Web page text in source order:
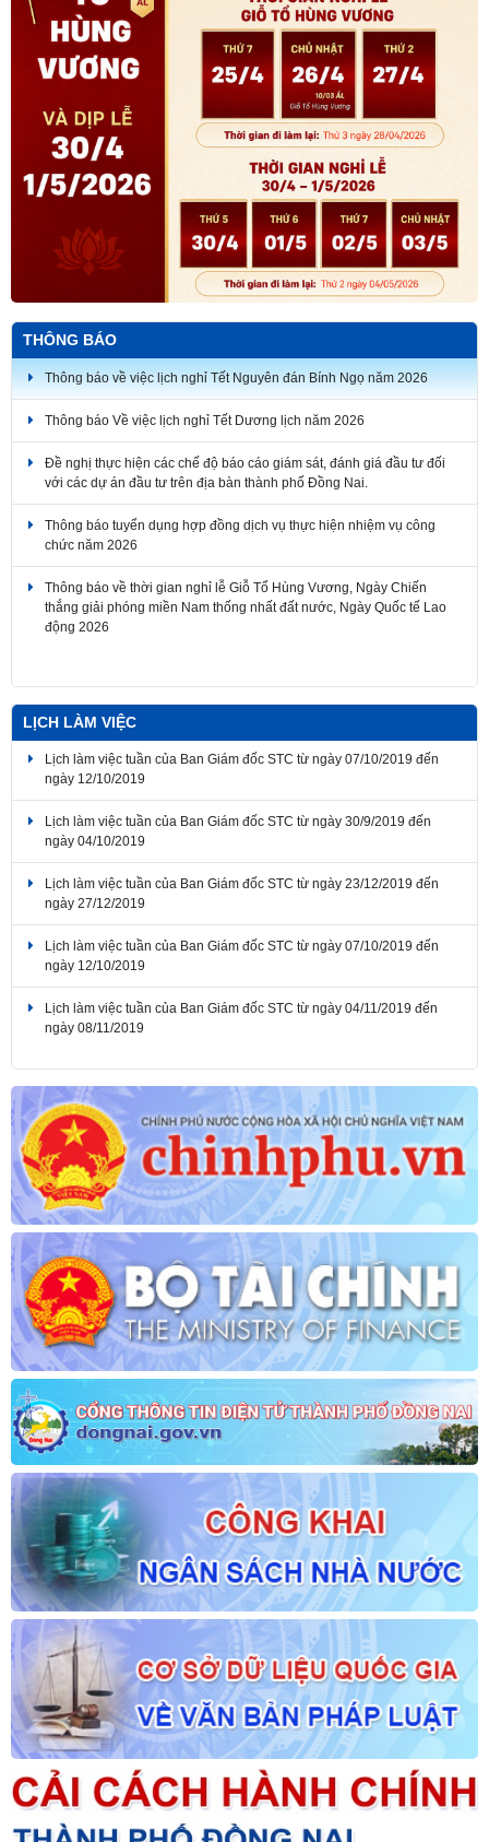
THÔNG BÁO
Thông báo về việc lịch nghỉ Tết Nguyên đán Bính Ngọ năm 2026
Thông báo Về việc lịch nghỉ Tết Dương lịch năm 2026
Đề nghị thực hiện các chế độ báo cáo giám sát, đánh giá đầu tư đối
với các dự án đầu tư trên địa bàn thành phố Đồng Nai.
Thông báo tuyển dụng hợp đồng dịch vụ thực hiện nhiệm vụ công
chức năm 2026
Thông báo về thời gian nghỉ lễ Giỗ Tổ Hùng Vương, Ngày Chiến
thắng giải phóng miền Nam thống nhất đất nước, Ngày Quốc tế Lao
động 2026
LỊCH LÀM VIỆC
ngày 12/10/2019
ngày 04/10/2019
ngày 27/12/2019
ngày 12/10/2019
ngày 08/11/2019